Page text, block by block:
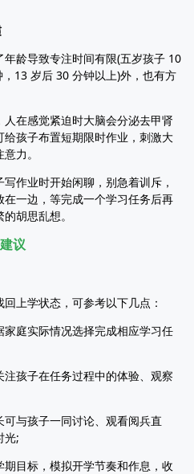
龄导致专注时间有限(五岁孩子 10
13 岁后 30 分钟以上)外，也有方
在感觉紧迫时大脑会分泌去甲肾
孩子布置短期限时作业，刺激大
力。
作业时开始闲聊，别急着训斥，
一边，等完成一个学习任务后再
胡思乱想。
议
上学状态，可参考以下几点：
庭实际情况选择完成相应学习任
孩子在任务过程中的体验、观察
与孩子一同讨论、观看阅兵直
光;
目标，模拟开学节奏和作息，收